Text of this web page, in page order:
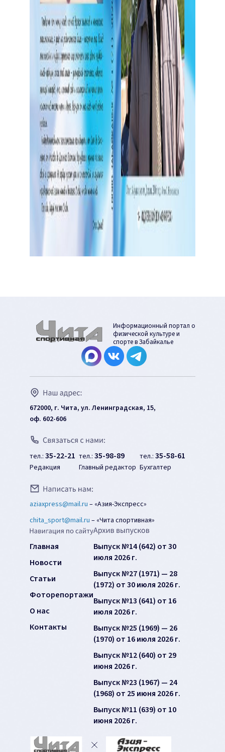
Информационный портал о
физической культуре и
спорте в Забайкалье
672000, г. Чита, ул. Ленинградская, 15,
оф. 602-606
тел.: 35-22-21
Редакция
тел.: 35-98-89
Главный редактор
тел.: 35-58-61
Бухгалтер
aziaxpress@mail.ru – «Азия-Экспресс»
chita_sport@mail.ru – «Чита спортивная»
Главная
Новости
Статьи
Фоторепортажи
О нас
Контакты
Выпуск №14 (642) от 30
июля 2026 г.
Выпуск №27 (1971) — 28
(1972) от 30 июля 2026 г.
Выпуск №13 (641) от 16
июля 2026 г.
Выпуск №25 (1969) — 26
(1970) от 16 июля 2026 г.
Выпуск №12 (640) от 29
июня 2026 г.
Выпуск №23 (1967) — 24
(1968) от 25 июня 2026 г.
Выпуск №11 (639) от 10
июня 2026 г.